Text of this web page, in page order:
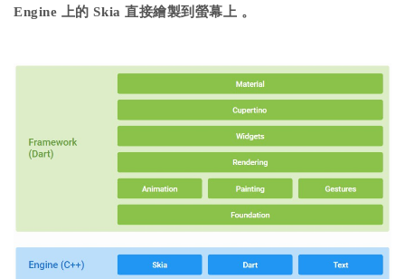
Engine 上的 Skia 直接繪製到螢幕上 。